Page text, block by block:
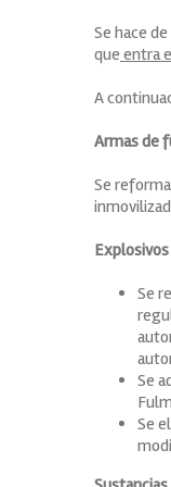
Se hace
que entra
A
Armas de
Se
Se
Se
Se